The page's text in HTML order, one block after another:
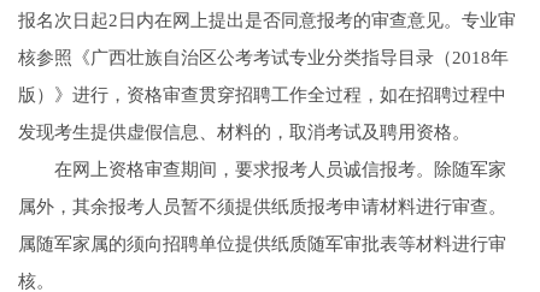
报名次日起2日内在网上提出是否同意报考的审查意见。专业审
核参照《广西壮族自治区公考考试专业分类指导目录（2018年
版）》进行，资格审查贯穿招聘工作全过程，如在招聘过程中
发现考生提供虚假信息、材料的，取消考试及聘用资格。
在网上资格审查期间，要求报考人员诚信报考。除随军家
属外，其余报考人员暂不须提供纸质报考申请材料进行审查。
属随军家属的须向招聘单位提供纸质随军审批表等材料进行审
核。